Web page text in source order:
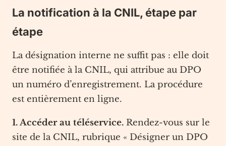
La notification à la CNIL, étape par
étape
La désignation interne ne suffit pas : elle doit
être notifiée à la CNIL, qui attribue au DPO
un numéro d’enregistrement. La procédure
est entièrement en ligne.
1. Accéder au téléservice. Rendez-vous sur le
site de la CNIL, rubrique « Désigner un DPO